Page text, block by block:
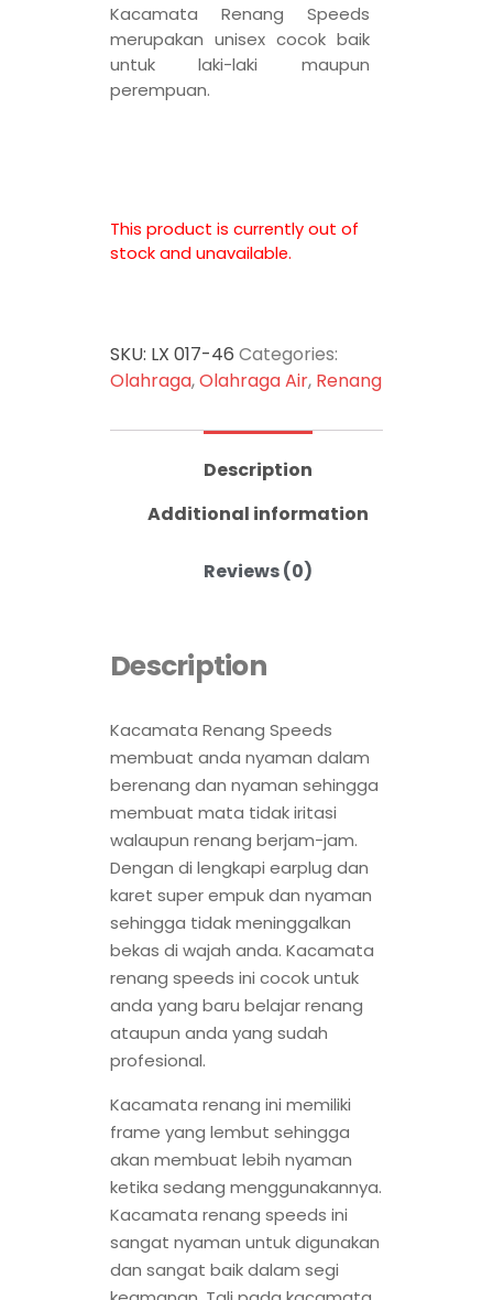
Kacamata Renang Speeds
merupakan unisex cocok baik
untuk laki-laki maupun
perempuan.
This product is currently out of
stock and unavailable.
SKU: LX 017-46 Categories:
Olahraga,Olahraga Air, Renang
Description
Additional information
Reviews (0)
Description
Kacamata Renang Speeds
membuat anda nyaman dalam
berenang dan nyaman sehingga
membuat mata tidak iritasi
walaupun renang berjam-jam.
Dengan di lengkapi earplug dan
karet super empuk dan nyaman
sehingga tidak meninggalkan
bekas di wajah anda. Kacamata
renang speeds ini cocok untuk
anda yang baru belajar renang
ataupun anda yang sudah
profesional.
Kacamata renang ini memiliki
frame yang lembut sehingga
akan membuat lebih nyaman
ketika sedang menggunakannya.
Kacamata renang speeds ini
sangat nyaman untuk digunakan
dan sangat baik dalam segi